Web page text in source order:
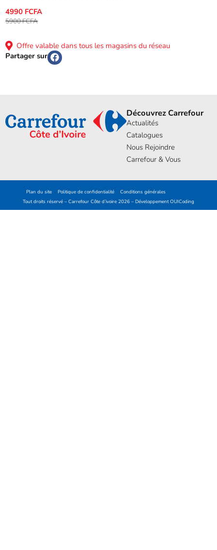
4990 FCFA
5900 FCFA
Offre valable dans tous les magasins du réseau
Partager sur
Découvrez Carrefour
Actualités
Catalogues
Nous Rejoindre
Carrefour & Vous
Plan du site Politique de confidentialité
Conditions générales
Tout droits réservé – Carrefour Côte d’ivoire 2026 – DéveloppementOUICoding